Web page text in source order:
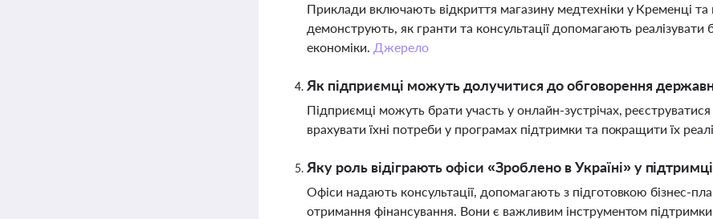
Приклади включають відкриття магазину медтехніки у Кременці та
демонструють, як гранти та консультації допомагають реалізувати
економіки. Джерело
Як підприємці можуть долучитися до обговорення
Підприємці можуть брати участь у онлайн-зустрічах,
врахувати їхні потреби у програмах підтримки та покращити їх
Яку роль відіграють офіси «Зроблено в Україні» у
Офіси надають консультації, допомагають з підготовкою бізнес-
отримання фінансування. Вони є важливим інструментом